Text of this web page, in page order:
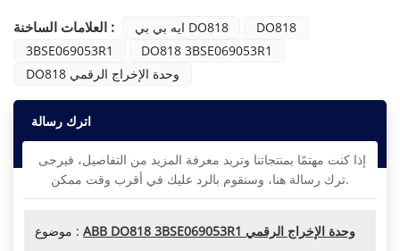
العلامات الساخنة : ايه بي بي DO818
DO818
3BSE069053R1
DO818 3BSE069053R1
DO818 وحدة الإخراج الرقمي
اترك رسالة
ترك رسالة هنا، وسنقوم بالرد عليك في أقرب وقت ممكن.
موضوع : ABB DO818 3BSE069053R1 وحدة الإخراج الرقمي